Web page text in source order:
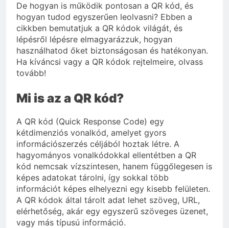
De hogyan is működik pontosan a QR kód, és
hogyan tudod egyszerűen leolvasni? Ebben a
cikkben bemutatjuk a QR kódok világát, és
lépésről lépésre elmagyarázzuk, hogyan
használhatod őket biztonságosan és hatékonyan.
Ha kíváncsi vagy a QR kódok rejtelmeire, olvass
tovább!
Mi is az a QR kód?
A QR kód (Quick Response Code) egy
kétdimenziós vonalkód, amelyet gyors
információszerzés céljából hoztak létre. A
hagyományos vonalkódokkal ellentétben a QR
kód nemcsak vízszintesen, hanem függőlegesen is
képes adatokat tárolni, így sokkal több
információt képes elhelyezni egy kisebb felületen.
A QR kódok által tárolt adat lehet szöveg, URL,
elérhetőség, akár egy egyszerű szöveges üzenet,
vagy más típusú információ.